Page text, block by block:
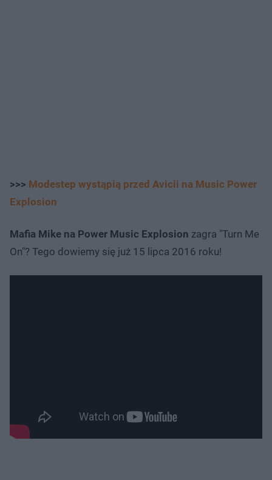
>>> Modestep wystąpią przed Avicii na Music Power
Explosion
Mafia Mike na Power Music Explosion zagra "Turn Me
On"? Tego dowiemy się już 15 lipca 2016 roku!